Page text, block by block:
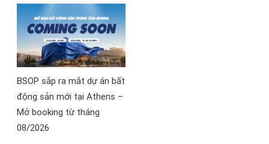
BSOP sắp ra mắt dự án bất
động sản mới tại Athens –
Mở booking từ tháng
08/2026